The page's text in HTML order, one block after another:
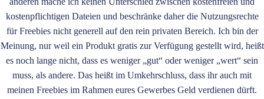
kostenpflichtigen Dateien und beschränke daher die Nutzungsrechte
für Freebies nicht generell auf den rein privaten Bereich. Ich bin der
Meinung, nur weil ein Produkt gratis zur Verfügung gestellt wird, heißt
es noch lange nicht, dass es weniger „gut“ oder weniger „wert“ sein
muss, als andere. Das heißt im Umkehrschluss, dass ihr auch mit
meinen Freebies im Rahmen eures Gewerbes Geld verdienen dürft.